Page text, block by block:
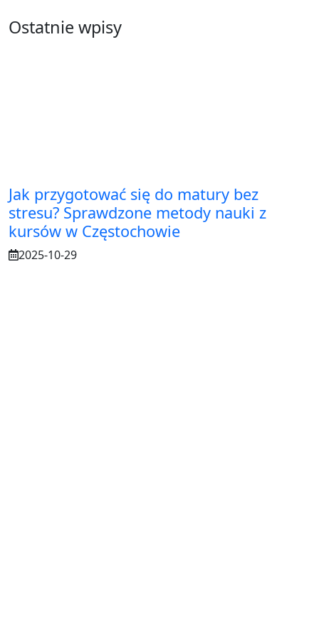
Ostatnie wpisy
Jak przygotować się do matury bez
stresu? Sprawdzone metody nauki z
kursów w Częstochowie
2025-10-29